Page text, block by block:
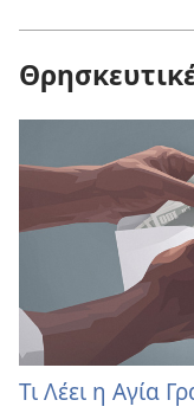
Τι Λέει η Αγία